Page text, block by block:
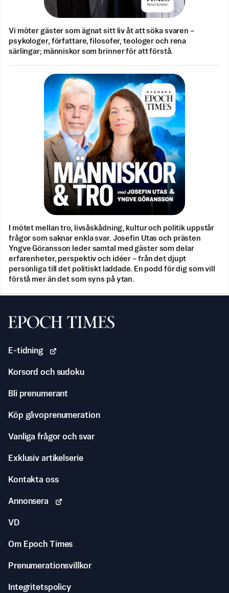
Vi möter gäster som ägnat sitt liv åt att söka svaren –
psykologer, författare, filosofer, teologer och rena
särlingar; människor som brinner för att förstå.
I mötet mellan tro, livsåskådning, kultur och politik uppstår
frågor som saknar enkla svar. Josefin Utas och prästen
Yngve Göransson leder samtal med gäster som delar
erfarenheter, perspektiv och idéer – från det djupt
personliga till det politiskt laddade. En podd för dig som vill
förstå mer än det som syns på ytan.
Svenska Epoch Times
E-tidning
Korsord och sudoku
Bli prenumerant
Köp gåvoprenumeration
Vanliga frågor och svar
Exklusiv artikelserie
Kontakta oss
Annonsera
VD
Om Epoch Times
Prenumerationsvillkor
Integritetspolicy